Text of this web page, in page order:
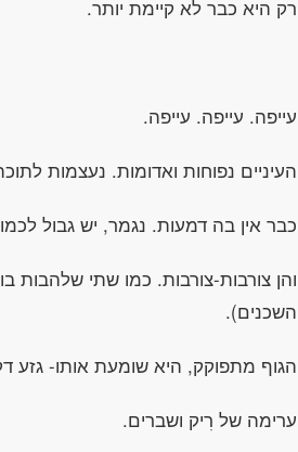
רק היא כבר לא קיימת יותר.
עייפה. עייפה. עייפה.
העיניים נפוחות ואדומות. נעצמות
כבר אין בה דמעות. נגמר, יש גבול
והן צורבות-צורבות. כמו שתי
השכנים).
הגוף מתפוקק, היא שומעת אותו- גזע
ערימה של רִיק ושברים.